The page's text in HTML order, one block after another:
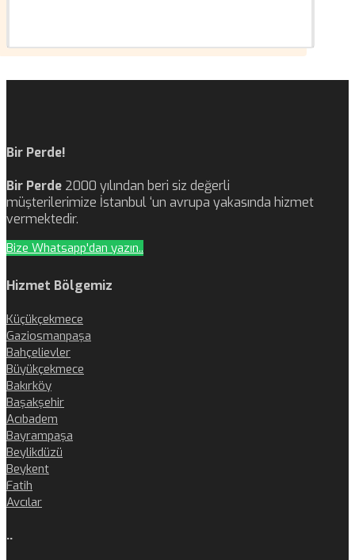
Bir Perde!
Bir Perde 2000 yılından beri siz değerli
müşterilerimize İstanbul ‘un avrupa yakasında hizmet
vermektedir.
Bize Whatsapp'dan yazın..
Hizmet Bölgemiz
Küçükçekmece
Gaziosmanpaşa
Bahçelievler
Büyükçekmece
Bakırköy
Başakşehir
Acıbadem
Bayrampaşa
Beylikdüzü
Beykent
Fatih
Avcılar
..